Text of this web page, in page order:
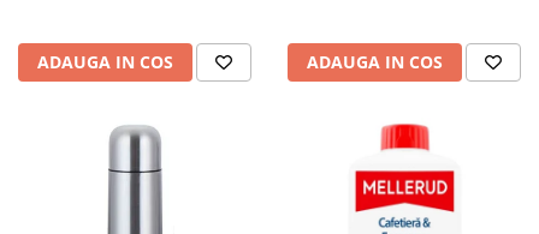
ADAUGA IN COS ADAUGA IN COS